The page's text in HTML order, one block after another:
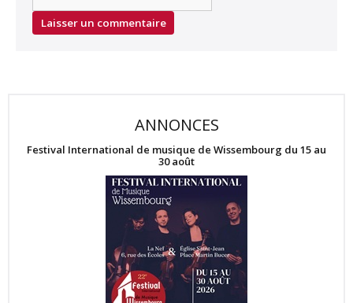
ANNONCES
Festival International de musique de Wissembourg du 15 au
30 août